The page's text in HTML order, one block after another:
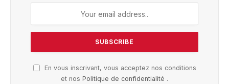
En vous inscrivant, vous acceptez nos conditions
et nos Politique de confidentialité .